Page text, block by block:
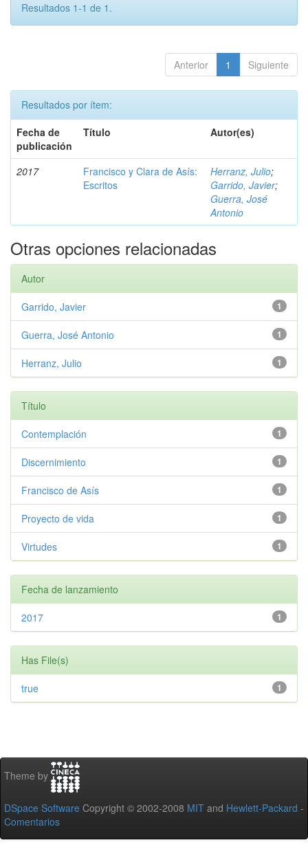
Resultados 1-1 de 1.
Anterior 1 Siguiente
Resultados por ítem:
Fecha de
publicación
Título Autor(es)
2017
Francisco y Clara de Asís:
Escritos
Herranz, Julio;
Garrido, Javier;
Guerra, José
Antonio
Otras opciones relacionadas
Autor
1
Garrido, Javier
1
Guerra, José Antonio
1
Herranz, Julio
Título
1
Contemplación
1
Discernimiento
1
Francisco de Asís
1
Proyecto de vida
1
Virtudes
Fecha de lanzamiento
1
2017
Has File(s)
1
true
Theme by
DSpace Software Copyright © 2002-2008 MIT and Hewlett-Packard -
Comentarios